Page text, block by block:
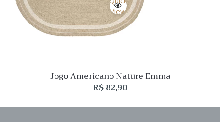
View
Jogo Americano Nature Emma
R$82,90